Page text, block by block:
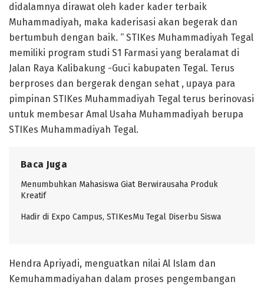
didalamnya dirawat oleh kader kader terbaik
Muhammadiyah, maka kaderisasi akan begerak dan
bertumbuh dengan baik. “ STIKes Muhammadiyah Tegal
memiliki program studi S1 Farmasi yang beralamat di
Jalan Raya Kalibakung -Guci kabupaten Tegal. Terus
berproses dan bergerak dengan sehat , upaya para
pimpinan STIKes Muhammadiyah Tegal terus berinovasi
untuk membesar Amal Usaha Muhammadiyah berupa
STIKes Muhammadiyah Tegal.
Baca Juga
Menumbuhkan Mahasiswa Giat Berwirausaha Produk
Kreatif
Hadir di Expo Campus, STIKesMu Tegal Diserbu Siswa
Hendra Apriyadi, menguatkan nilai Al Islam dan
Kemuhammadiyahan dalam proses pengembangan